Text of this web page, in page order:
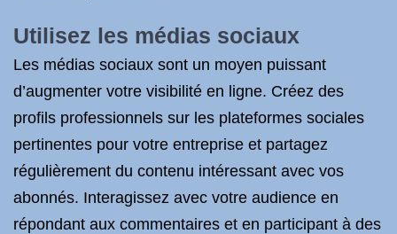
Utilisez les médias sociaux
Les médias sociaux sont un moyen puissant
d’augmenter votre visibilité en ligne. Créez des
profils professionnels sur les plateformes sociales
pertinentes pour votre entreprise et partagez
régulièrement du contenu intéressant avec vos
abonnés. Interagissez avec votre audience en
répondant aux commentaires et en participant à des